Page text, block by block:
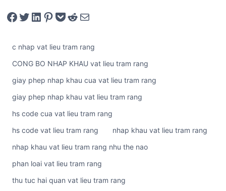
Share on Facebook Tweet on Twitter Share on LinkedIn Pin on Pinterest Save to pocket Share on Reddit Share via Email
c nhap vat lieu tram rang
CONG BO NHAP KHAU vat lieu tram rang
giay phep nhap khau cua vat lieu tram rang
giay phep nhap khau vat lieu tram rang
hs code cua vat lieu tram rang
hs code vat lieu tram rang
nhap khau vat lieu tram rang
nhap khau vat lieu tram rang nhu the nao
phan loai vat lieu tram rang
thu tuc hai quan vat lieu tram rang